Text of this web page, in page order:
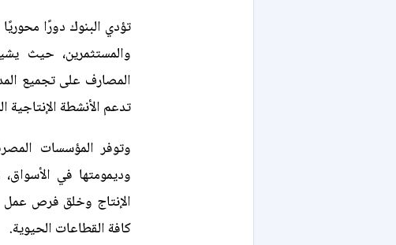
تؤدي البنوك دورًا
والمستثمرين، حيث
المصارف على تجميع
تدعم الأنشطة الإنتاجية
وتوفر المؤسسات
وديمومتها في
الإنتاج وخلق فرص عمل
كافة القطاعات الحيوية.